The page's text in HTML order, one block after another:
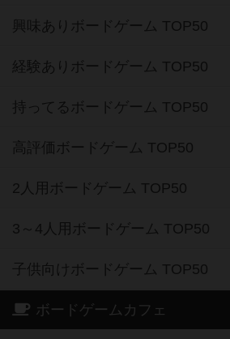
興味ありボードゲーム TOP50
経験ありボードゲーム TOP50
持ってるボードゲーム TOP50
高評価ボードゲーム TOP50
2人用ボードゲーム TOP50
3～4人用ボードゲーム TOP50
子供向けボードゲーム TOP50
ボードゲームカフェ